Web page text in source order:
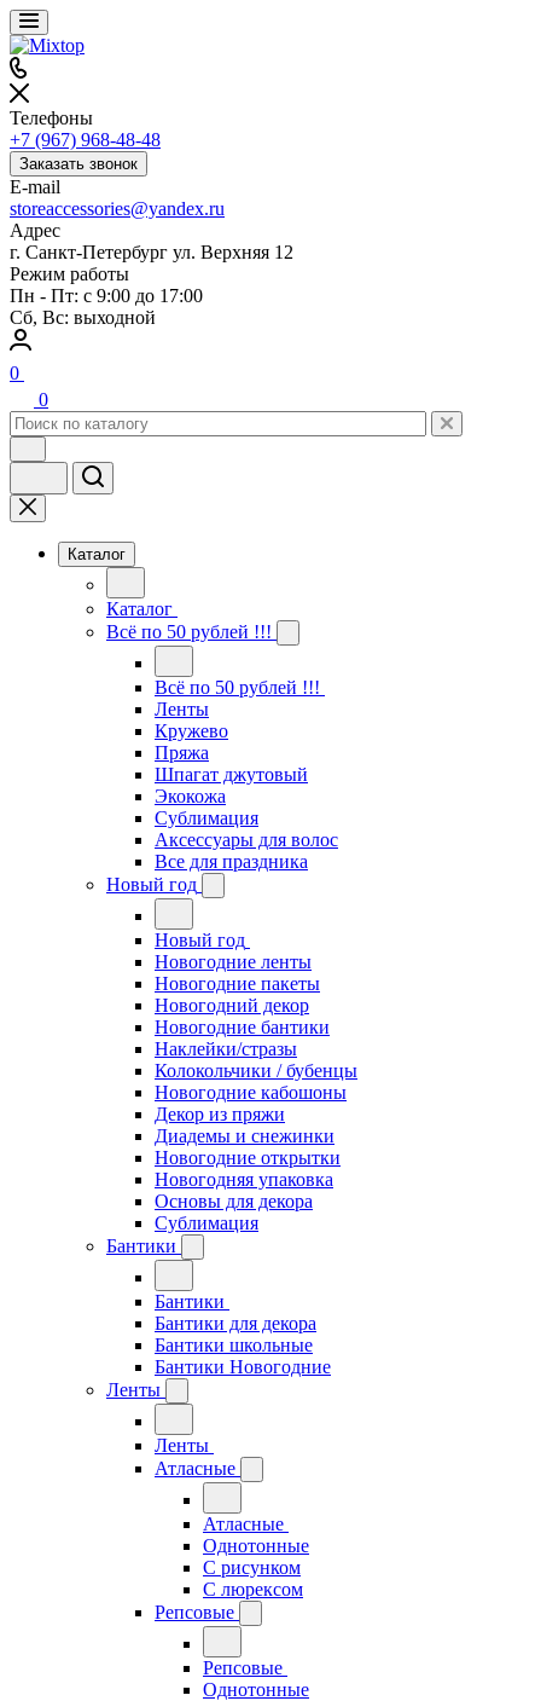
Телефоны
+7 (967) 968-48-48
Заказать звонок
E-mail
storeaccessories@yandex.ru
Адрес
г. Санкт-Петербург ул. Верхняя 12
Режим работы
Пн - Пт: с 9:00 до 17:00
Сб, Вс: выходной
0
0
Каталог
Каталог
Всё по 50 рублей !!!
Всё по 50 рублей !!!
Ленты
Кружево
Пряжа
Шпагат джутовый
Экокожа
Сублимация
Аксессуары для волос
Все для праздника
Новый год
Новый год
Новогодние ленты
Новогодние пакеты
Новогодний декор
Новогодние бантики
Наклейки/стразы
Колокольчики / бубенцы
Новогодние кабошоны
Декор из пряжи
Диадемы и снежинки
Новогодние открытки
Новогодняя упаковка
Основы для декора
Сублимация
Бантики
Бантики
Бантики для декора
Бантики школьные
Бантики Новогодние
Ленты
Ленты
Атласные
Атласные
Однотонные
С рисунком
С люрексом
Репсовые
Репсовые
Однотонные